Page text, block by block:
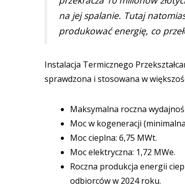
na jej spalanie. Tutaj
produkować energię, co
Instalacja Termicznego
sprawdzona i stosowana w
Maksymalna roczna
Moc w kogeneracji
Moc cieplna: 6,75 MWt.
Moc elektryczna: 1,72 MWe.
Roczna produkcja energii
odbiorców w 2024 roku.